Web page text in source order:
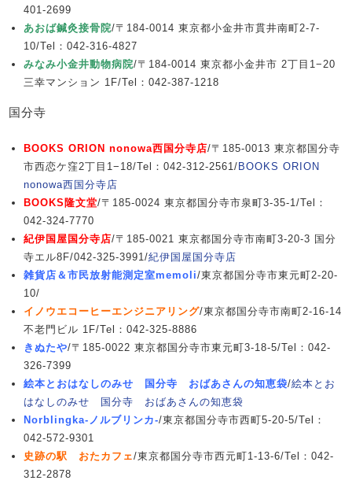
401-2699
あおば鍼灸接骨院/〒184-0014 東京都小金井市貫井南町2-7-
10/Tel：042-316-4827
みなみ小金井動物病院/〒184-0014 東京都小金井市 2丁目1−20
三幸マンション 1F/Tel：042-387-1218
国分寺
BOOKS ORION nonowa西国分寺店/〒185-0013 東京都国分寺
市西恋ケ窪2丁目1−18/Tel：042-312-2561/ BOOKS ORION
nonowa西国分寺店
BOOKS隆文堂/〒185-0024 東京都国分寺市泉町3-35-1/Tel：
042-324-7770
紀伊国屋国分寺店/〒185-0021 東京都国分寺市南町3-20-3 国分
寺エル8F/042-325-3991/紀伊国屋国分寺店
雑貨店＆市民放射能測定室memoli/東京都国分寺市東元町2-20-
10/
イノウエコーヒーエンジニアリング/東京都国分寺市南町2-16-14
不老門ビル 1F/Tel：042-325-8886
きぬたや/〒185-0022 東京都国分寺市東元町3-18-5/Tel：042-
326-7399
絵本とおはなしのみせ 国分寺 おばあさんの知恵袋/絵本とお
はなしのみせ 国分寺 おばあさんの知恵袋
Norblingka-ノルブリンカ-/東京都国分寺市西町5-20-5/Tel：
042-572-9301
史跡の駅 おたカフェ/東京都国分寺市西元町1-13-6/Tel：042-
312-2878